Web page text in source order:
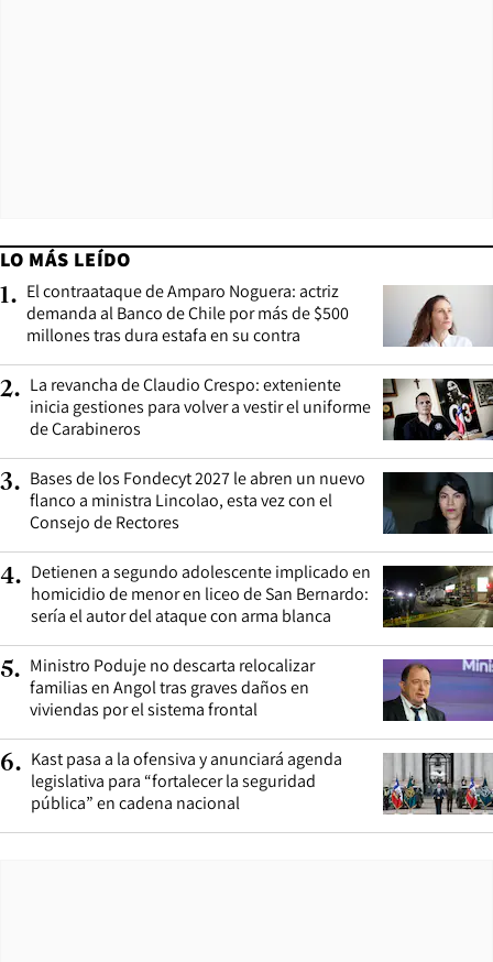
LO MÁS LEÍDO
1. El contraataque de Amparo Noguera: actriz
demanda al Banco de Chile por más de $500
millones tras dura estafa en su contra
2. La revancha de Claudio Crespo: exteniente
inicia gestiones para volver a vestir el uniforme
de Carabineros
3. Bases de los Fondecyt 2027 le abren un nuevo
flanco a ministra Lincolao, esta vez con el
Consejo de Rectores
4. Detienen a segundo adolescente implicado en
homicidio de menor en liceo de San Bernardo:
sería el autor del ataque con arma blanca
5. Ministro Poduje no descarta relocalizar
familias en Angol tras graves daños en
viviendas por el sistema frontal
6. Kast pasa a la ofensiva y anunciará agenda
legislativa para “fortalecer la seguridad
pública” en cadena nacional